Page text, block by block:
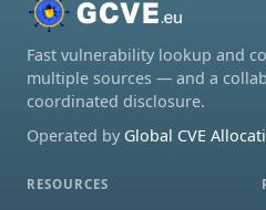
Fast vulnerability lookup and
multiple sources — and a
coordinated disclosure.
Operated by Global CVE
RESOURCES